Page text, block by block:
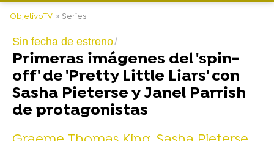
ObjetivoTV » Series
Sin fecha de estreno
Primeras imágenes del 'spin-
off' de 'Pretty Little Liars' con
Sasha Pieterse y Janel Parrish
de protagonistas